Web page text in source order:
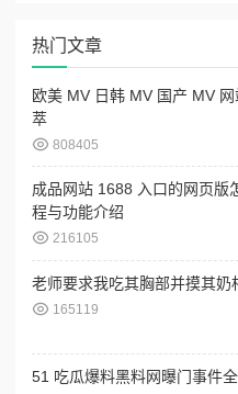
热门文章
欧美 MV 日韩 MV 国产 MV
萃
808405
成品网站 1688 入口的网页版
程与功能介绍
216105
老师要求我吃其胸部并摸其奶
165119
51 吃瓜爆料黑料网曝门事件